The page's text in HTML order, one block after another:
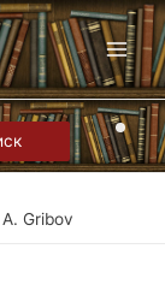
Main
Gribov